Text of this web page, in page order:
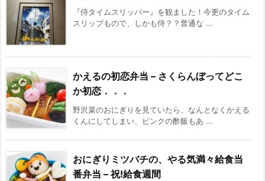
『侍タイムスリッパー』を観ました！今更のタイム
スリップもので、しかも侍？？普通な ...
かえるの初恋弁当 – さくらんぼってどこ
か初恋．．．
野沢菜のおにぎりを見ていたら、なんとなくかえる
くんにしてしまい、ピンクの酢飯もあ ...
おにぎりミツバチの、やる気満々給食当
番弁当 – 祝!給食週間